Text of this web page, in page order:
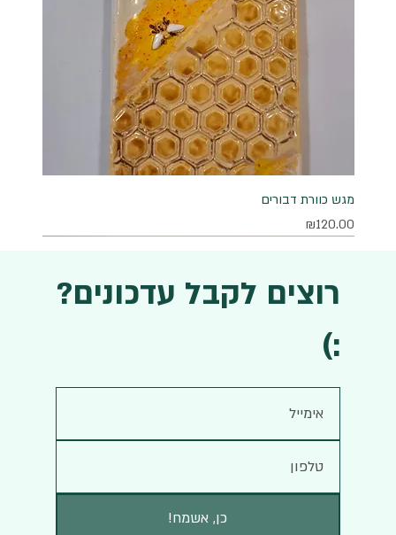
מגש כוורת דבורים
מחיר
₪120.00
רוצים לקבל עדכונים?
:)
!כן, אשמח